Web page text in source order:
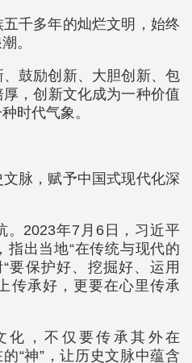
千多年的灿烂文明，始终
。
鼓励创新、大胆创新、包
，创新文化成为一种价值
时代气象。
脉，赋予中国式现代化深
。2023年7月6日，习近平
指出当地“在传统与现代的
要保护好、挖掘好、运用
传承好，更要在心里传承
化，不仅要传承其外在
“神”，让历史文脉中蕴含